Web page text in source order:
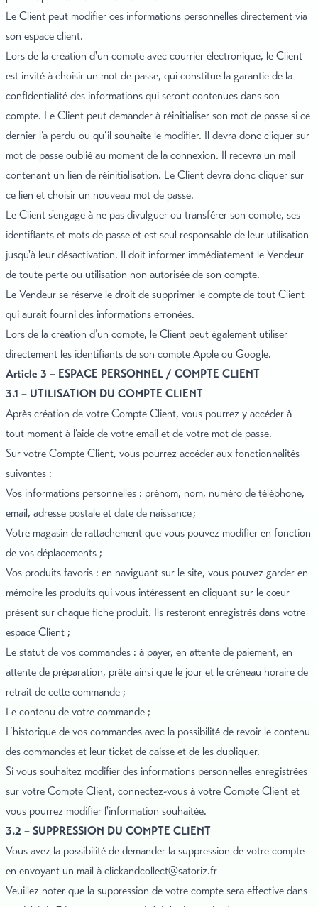
Le Client peut modifier ces informations personnelles directement via
son espace client.
Lors de la création d'un compte avec courrier électronique, le Client
est invité à choisir un mot de passe, qui constitue la garantie de la
confidentialité des informations qui seront contenues dans son
compte. Le Client peut demander à réinitialiser son mot de passe si ce
dernier l’a perdu ou qu’il souhaite le modifier. Il devra donc cliquer sur
mot de passe oublié au moment de la connexion. Il recevra un mail
contenant un lien de réinitialisation. Le Client devra donc cliquer sur
ce lien et choisir un nouveau mot de passe.
Le Client s'engage à ne pas divulguer ou transférer son compte, ses
identifiants et mots de passe et est seul responsable de leur utilisation
jusqu'à leur désactivation. Il doit informer immédiatement le Vendeur
de toute perte ou utilisation non autorisée de son compte.
Le Vendeur se réserve le droit de supprimer le compte de tout Client
qui aurait fourni des informations erronées.
Lors de la création d’un compte, le Client peut également utiliser
directement les identifiants de son compte Apple ou Google.
Article 3 – ESPACE PERSONNEL / COMPTE CLIENT
3.1 – UTILISATION DU COMPTE CLIENT
Après création de votre Compte Client, vous pourrez y accéder à
tout moment à l’aide de votre email et de votre mot de passe.
Sur votre Compte Client, vous pourrez accéder aux fonctionnalités
suivantes :
Vos informations personnelles : prénom, nom, numéro de téléphone,
email, adresse postale et date de naissance ;
Votre magasin de rattachement que vous pouvez modifier en fonction
de vos déplacements ;
Vos produits favoris : en naviguant sur le site, vous pouvez garder en
mémoire les produits qui vous intéressent en cliquant sur le cœur
présent sur chaque fiche produit. Ils resteront enregistrés dans votre
espace Client ;
Le statut de vos commandes : à payer, en attente de paiement, en
attente de préparation, prête ainsi que le jour et le créneau horaire de
retrait de cette commande ;
Le contenu de votre commande ;
L’historique de vos commandes avec la possibilité de revoir le contenu
des commandes et leur ticket de caisse et de les dupliquer.
Si vous souhaitez modifier des informations personnelles enregistrées
sur votre Compte Client, connectez-vous à votre Compte Client et
vous pourrez modifier l'information souhaitée.
3.2 – SUPPRESSION DU COMPTE CLIENT
Vous avez la possibilité de demander la suppression de votre compte
en envoyant un mail à clickandcollect@satoriz.fr
Veuillez noter que la suppression de votre compte sera effective dans